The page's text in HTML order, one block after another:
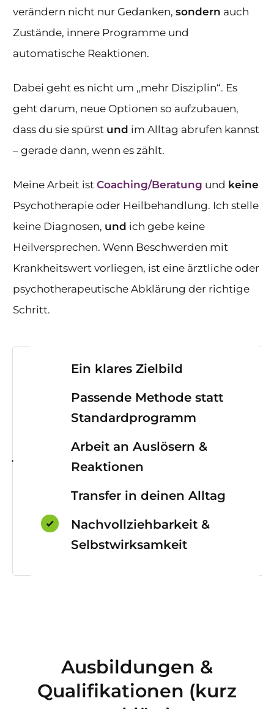
verändern nicht nur Gedanken, sondern auch
Zustände, innere Programme und
automatische Reaktionen.
Dabei geht es nicht um „mehr Disziplin“. Es
geht darum, neue Optionen so aufzubauen,
dass du sie spürst und im Alltag abrufen kannst
– gerade dann, wenn es zählt.
Meine Arbeit ist Coaching/Beratung und keine
Psychotherapie oder Heilbehandlung. Ich stelle
keine Diagnosen, und ich gebe keine
Heilversprechen. Wenn Beschwerden mit
Krankheitswert vorliegen, ist eine ärztliche oder
psychotherapeutische Abklärung der richtige
Schritt.
Ein klares Zielbild
Passende Methode statt
Standardprogramm
Arbeit an Auslösern &
Reaktionen
Transfer in deinen Alltag
Nachvollziehbarkeit &
Selbstwirksamkeit
Ausbildungen &
Qualifikationen (kurz